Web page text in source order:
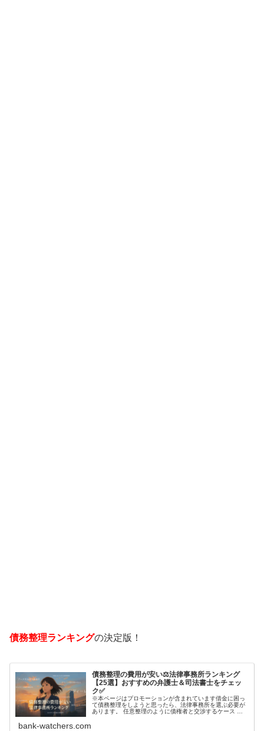
債務整理ランキングの決定版！
債務整理の費用が安い⚖️法律事務所ランキング
【25選】おすすめの弁護士＆司法書士をチェッ
ク✅
※本ページはプロモーションが含まれています借金に困っ
て債務整理をしようと思ったら、法律事務所を選ぶ必要が
あります。 任意整理のように債権者と交渉するケース 自
bank-watchers.com